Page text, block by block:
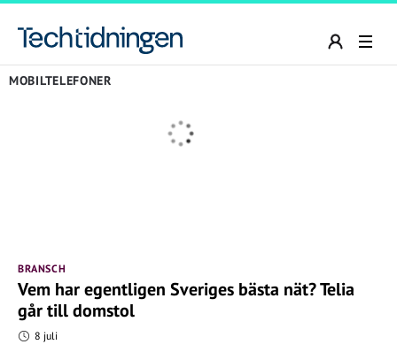
MOBILTELEFONER
BRANSCH
Vem har egentligen Sveriges bästa nät? Telia
går till domstol
8 juli